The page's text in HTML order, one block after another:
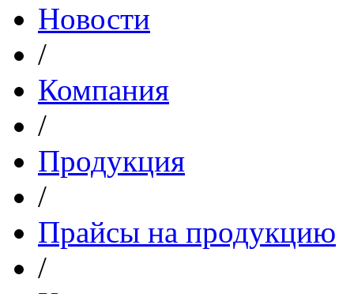
Новости
/
Компания
/
Продукция
/
Прайсы на продукцию
/